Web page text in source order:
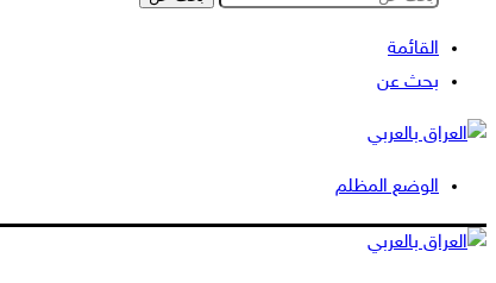
القائمة
بحث عن
الوضع المظلم